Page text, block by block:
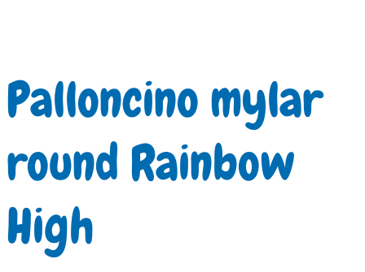
Palloncino mylar
round Rainbow
High